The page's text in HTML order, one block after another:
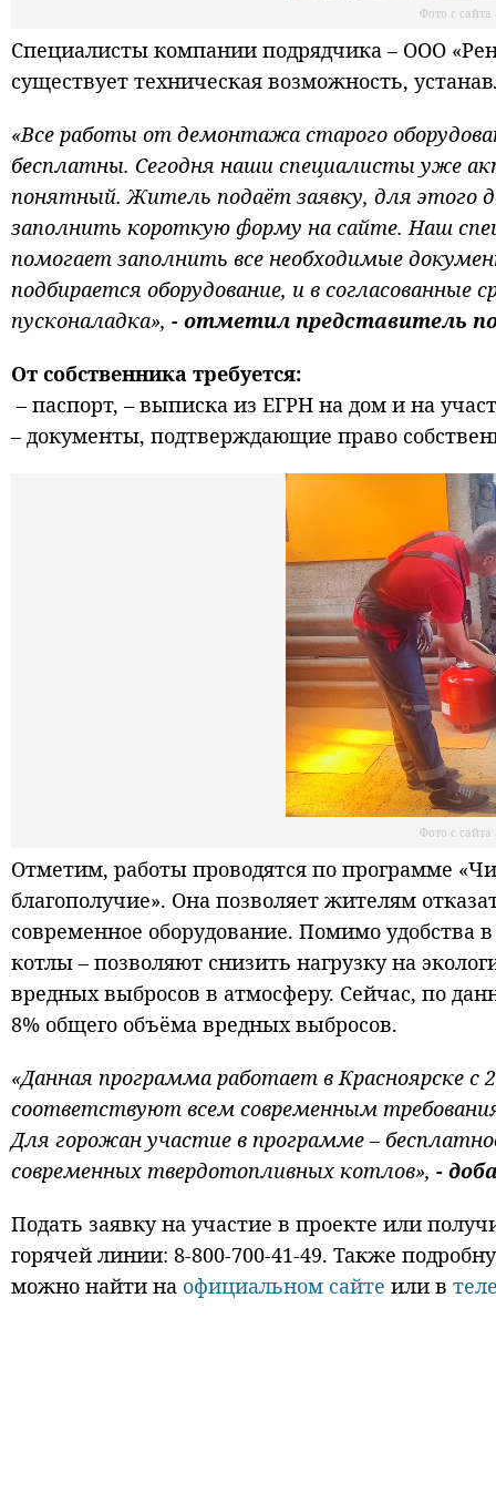
Фото с
Специалисты компании подрядчика – ООО
существует техническая возможность,
«Все работы от демонтажа старого
бесплатны. Сегодня наши специалисты уже
понятный. Житель подаёт заявку, для этого
заполнить короткую форму на сайте. Наш
помогает заполнить все необходимые
подбирается оборудование, и в
пусконаладка», - отметил представитель
От собственника требуется:
– паспорт, – выписка из ЕГРН на дом и на
– документы, подтверждающие право
Фото с
Отметим, работы проводятся по программе
благополучие». Она позволяет жителям
современное оборудование. Помимо удобства
котлы – позволяют снизить нагрузку на
вредных выбросов в атмосферу. Сейчас, по
8% общего объёма вредных выбросов.
«Данная программа работает в Красноярске
соответствуют всем современным
Для горожан участие в программе –
современных твердотопливных котлов», -
Подать заявку на участие в проекте или
горячей линии: 8-800-700-41-49. Также
можно найти на официальном сайте или в